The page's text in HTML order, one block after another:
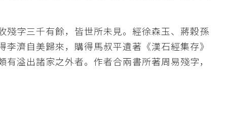
字三千有餘，皆世所未見。經徐森玉、蔣穀孫
濟自美歸來，購得馬叔平遺著《漢石經集存》
溢出諸家之外者。作者合兩書所著周易殘字，